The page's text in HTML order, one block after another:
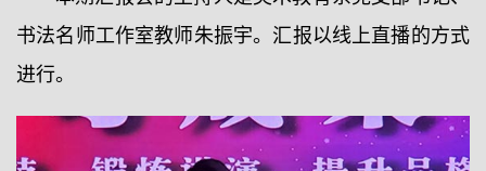
书法名师工作室教师朱振宇。汇报以线上直播的方式
进行。